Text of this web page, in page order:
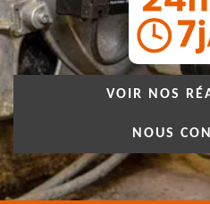
VOIR NOS
NOUS